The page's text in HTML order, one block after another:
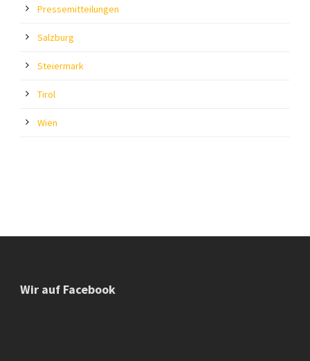
Pressemitteilungen
Salzburg
Steiermark
Tirol
Wien
Wir auf Facebook